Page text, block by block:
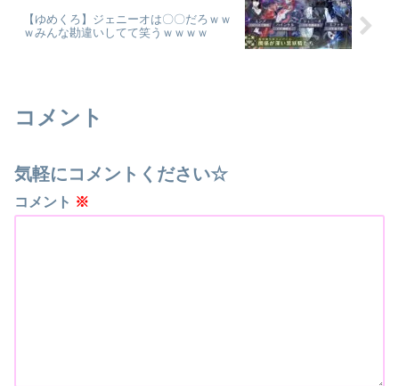
【ゆめくろ】ジェニーオは〇〇だろｗｗ
ｗみんな勘違いしてて笑うｗｗｗｗ
コメント
気軽にコメントください☆
コメント ※